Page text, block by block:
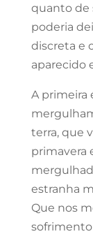
quanto de
poderia
discreta e
aparecido
A primeira
terra, que
primavera
estranha
Que nos